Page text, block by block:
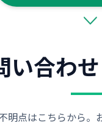
い合わ
点はこちらから。